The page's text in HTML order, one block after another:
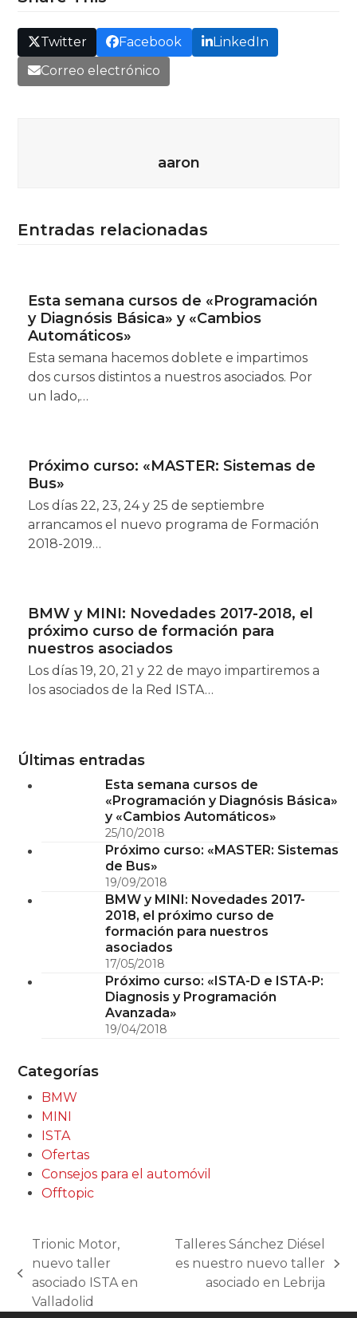
Twitter Facebook
LinkedIn
Correo electrónico
aaron
Entradas relacionadas
Esta semana cursos de «Programación
y Diagnósis Básica» y «Cambios
Automáticos»
Esta semana hacemos doblete e impartimos
dos cursos distintos a nuestros asociados. Por
un lado,…
Próximo curso: «MASTER: Sistemas de
Bus»
Los días 22, 23, 24 y 25 de septiembre
arrancamos el nuevo programa de Formación
2018-2019…
BMW y MINI: Novedades 2017-2018, el
próximo curso de formación para
nuestros asociados
Los días 19, 20, 21 y 22 de mayo impartiremos a
los asociados de la Red ISTA…
Últimas entradas
Esta semana cursos de
«Programación y Diagnósis Básica»
y «Cambios Automáticos»
25/10/2018
Próximo curso: «MASTER: Sistemas
de Bus»
19/09/2018
BMW y MINI: Novedades 2017-
2018, el próximo curso de
formación para nuestros
asociados
17/05/2018
Próximo curso: «ISTA-D e ISTA-P:
Diagnosis y Programación
Avanzada»
19/04/2018
Categorías
BMW
MINI
ISTA
Ofertas
Consejos para el automóvil
Offtopic
previous
post:
Trionic Motor,
nuevo taller
asociado ISTA en
Valladolid
next
Talleres Sánchez Diésel
es nuestro nuevo taller
asociado en Lebrija